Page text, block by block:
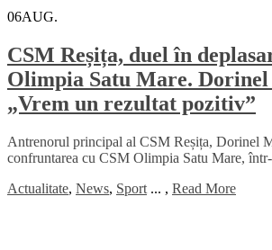
06AUG.
CSM Reșița, duel în
Olimpia Satu Mare.
„Vrem un rezultat pozitiv”
Antrenorul principal al CSM Reșița, Dorinel
confruntarea cu CSM Olimpia Satu Mare,
Actualitate, News, Sport ... , Read More